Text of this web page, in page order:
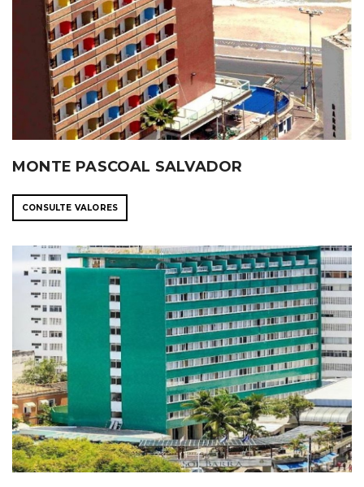
MONTE PASCOAL SALVADOR
CONSULTE VALORES